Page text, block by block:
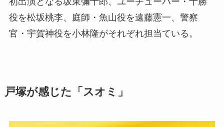
役を松坂桃李、庭師・魚山役を遠藤憲一、警察
官・宇賀神役を小林隆がそれぞれ担当ている。
戸塚が感じた「スオミ」